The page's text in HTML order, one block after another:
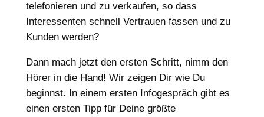
telefonieren und zu verkaufen, so dass
Interessenten schnell Vertrauen fassen und zu
Kunden werden?
Dann mach jetzt den ersten Schritt, nimm den
Hörer in die Hand! Wir zeigen Dir wie Du
beginnst. In einem ersten Infogespräch gibt es
einen ersten Tipp für Deine größte